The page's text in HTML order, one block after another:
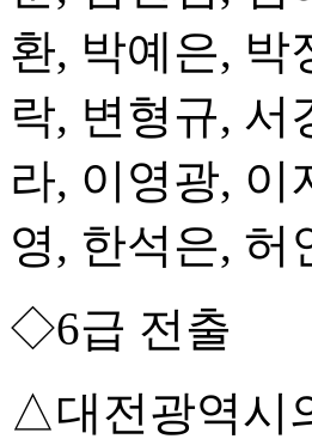
환, 박예은, 박
락, 변형규, 서
라, 이영광, 이
영, 한석은, 허
◇6급 전출
△대전광역시